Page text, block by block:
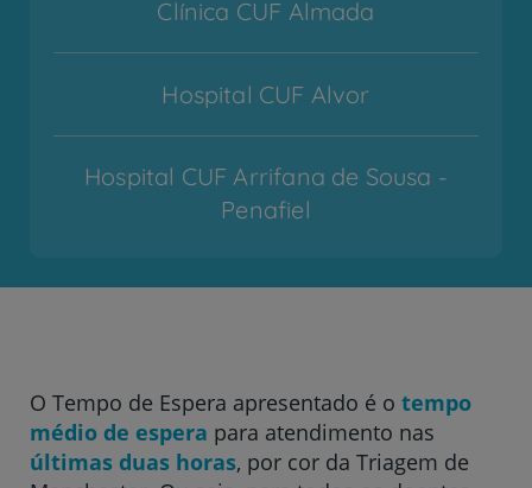
Clínica CUF Almada
Hospital CUF Alvor
Hospital CUF Arrifana de Sousa -
Penafiel
Hospital CUF Cascais
Hospital CUF Descobertas - Lisboa
O Tempo de Espera apresentado é o tempo
médio de espera para atendimento nas
últimas duas horas, por cor da Triagem de